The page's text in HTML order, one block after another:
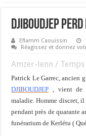
DJIBOUDJEP
Eflamm Caouissin
Réagissez et donnez
Amzer-lenn /
Patrick Le Garrec, ancien
DJIBOUDJEP , vient de
maladie. Homme discret,
pendant près de quarante
funérarium de Kerlétu (